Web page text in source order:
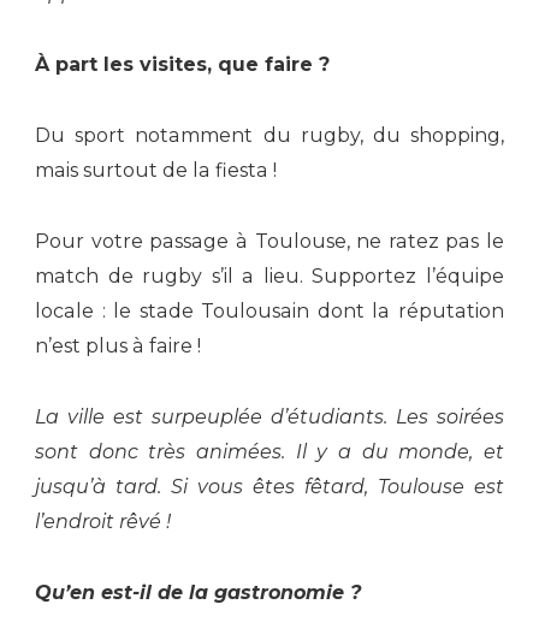
À part les visites, que faire ?
Du sport notamment du rugby, du shopping,
mais surtout de la fiesta !
Pour votre passage à Toulouse, ne ratez pas le
match de rugby s’il a lieu. Supportez l’équipe
locale : le stade Toulousain dont la réputation
n’est plus à faire !
La ville est surpeuplée d’étudiants. Les soirées
sont donc très animées. Il y a du monde, et
jusqu’à tard. Si vous êtes fêtard, Toulouse est
l’endroit rêvé !
Qu’en est-il de la gastronomie ?